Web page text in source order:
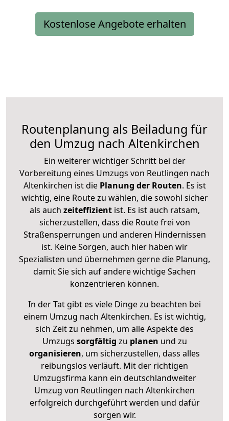
Kostenlose Angebote erhalten
Routenplanung als Beiladung für
den Umzug nach Altenkirchen
Ein weiterer wichtiger Schritt bei der
Vorbereitung eines Umzugs von Reutlingen nach
Altenkirchen ist diePlanung der Routen. Es ist
wichtig, eine Route zu wählen, die sowohl sicher
als auch zeiteffizientist. Es ist auch ratsam,
sicherzustellen, dass die Route frei von
Straßensperrungen und anderen Hindernissen
ist. Keine Sorgen, auch hier haben wir
Spezialisten und übernehmen gerne die Planung,
damit Sie sich auf andere wichtige Sachen
konzentrieren können.
In der Tat gibt es viele Dinge zu beachten bei
einem Umzug nach Altenkirchen. Es ist wichtig,
sich Zeit zu nehmen, um alle Aspekte des
Umzugs sorgfältig zu planen und zu
organisieren, um sicherzustellen, dass alles
reibungslos verläuft. Mit der richtigen
Umzugsfirma kann ein deutschlandweiter
Umzug von Reutlingen nach Altenkirchen
erfolgreich durchgeführt werden und dafür
sorgen wir.